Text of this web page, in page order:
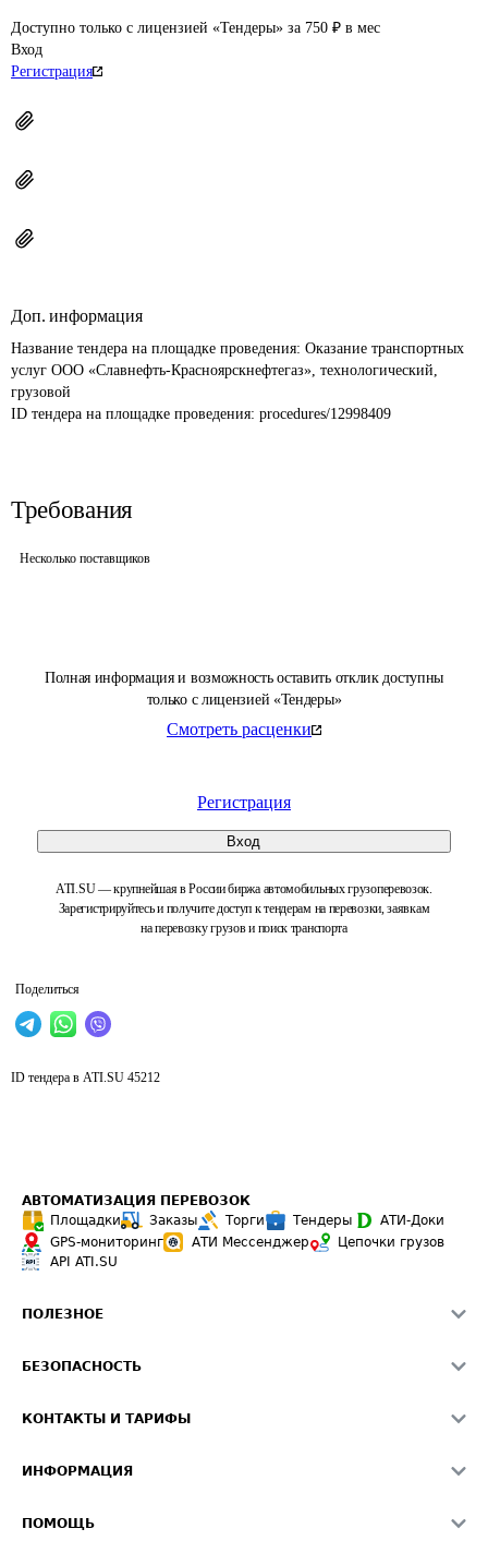
Полная информация и возможность оставить отклик доступны
только с лицензией «Тендеры»
Смотреть расценки
Регистрация
Вход
ATI.SU — крупнейшая в России биржа автомобильных грузоперевозок.
Зарегистрируйтесь и получите доступ к тендерам на перевозки, заявкам
на перевозку грузов и поиск транспорта
Поделиться
Доступно только с лицензией «Тендеры» за 750 ₽ в мес
Вход
Регистрация
Доп. информация
Название тендера на площадке проведения: Оказание транспортных
услуг ООО «Славнефть-Красноярскнефтегаз», технологический,
грузовой
ID тендера на площадке проведения: procedures/12998409
Требования
Несколько поставщиков
ID тендера в ATI.SU 45212
АВТОМАТИЗАЦИЯ ПЕРЕВОЗОК
Площадки
Заказы Торги Тендеры
АТИ-Доки
GPS-мониторинг
АТИ Мессенджер
Цепочки грузов
API ATI.SU
ПОЛЕЗНОЕ
Звезды ATI.SU на вашем сайте
Средние ставки
БЕЗОПАСНОСТЬ
Светофор+
О формировании Паспорта
КОНТАКТЫ И ТАРИФЫ
Реклама на сайте
ИНФОРМАЦИЯ
ПОМОЩЬ